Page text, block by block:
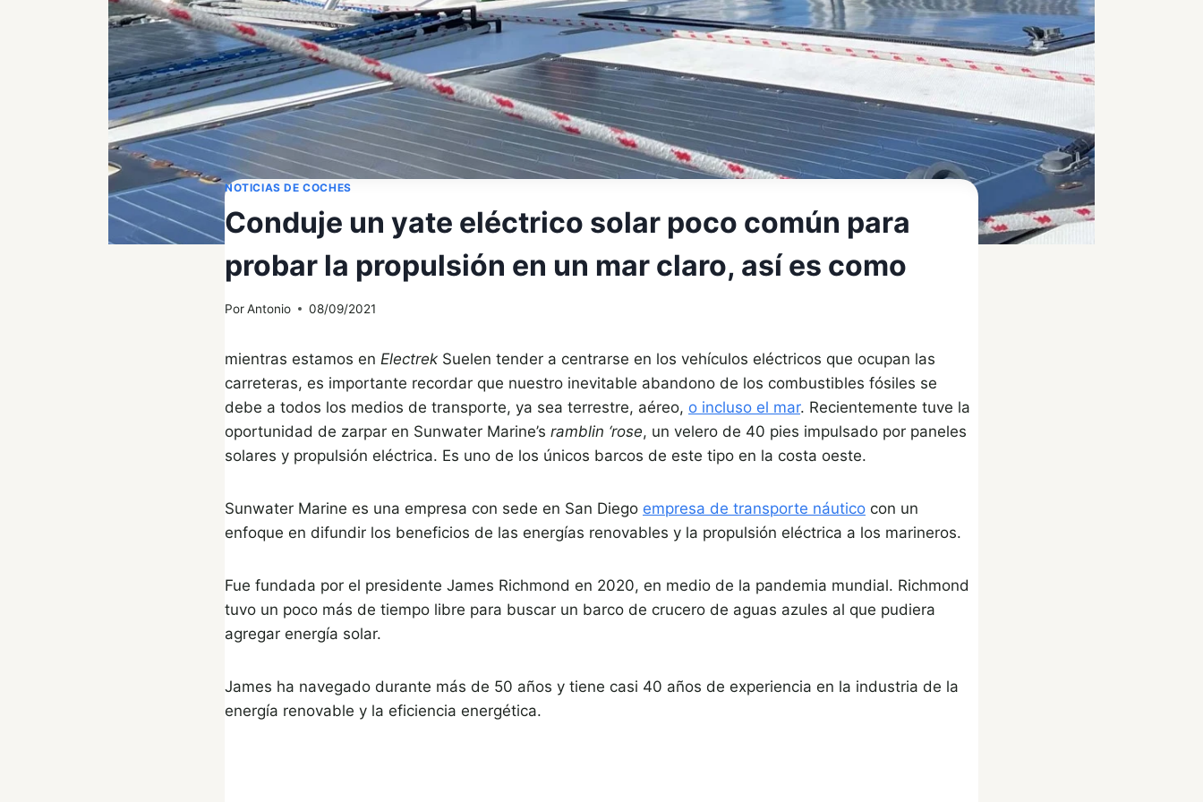
NOTICIAS DE COCHES
Conduje un yate eléctrico solar poco común para
probar la propulsión en un mar claro, así es como
PorAntonio 08/09/2021
mientras estamos en Electrek Suelen tender a centrarse en los vehículos eléctricos que ocupan las
carreteras, es importante recordar que nuestro inevitable abandono de los combustibles fósiles se
debe a todos los medios de transporte, ya sea terrestre, aéreo, o incluso el mar. Recientemente tuve la
oportunidad de zarpar en Sunwater Marine’s ramblin ‘rose, un velero de 40 pies impulsado por paneles
solares y propulsión eléctrica. Es uno de los únicos barcos de este tipo en la costa oeste.
Sunwater Marine es una empresa con sede en San Diego empresa de transporte náutico con un
enfoque en difundir los beneficios de las energías renovables y la propulsión eléctrica a los marineros.
Fue fundada por el presidente James Richmond en 2020, en medio de la pandemia mundial. Richmond
tuvo un poco más de tiempo libre para buscar un barco de crucero de aguas azules al que pudiera
agregar energía solar.
James ha navegado durante más de 50 años y tiene casi 40 años de experiencia en la industria de la
energía renovable y la eficiencia energética.